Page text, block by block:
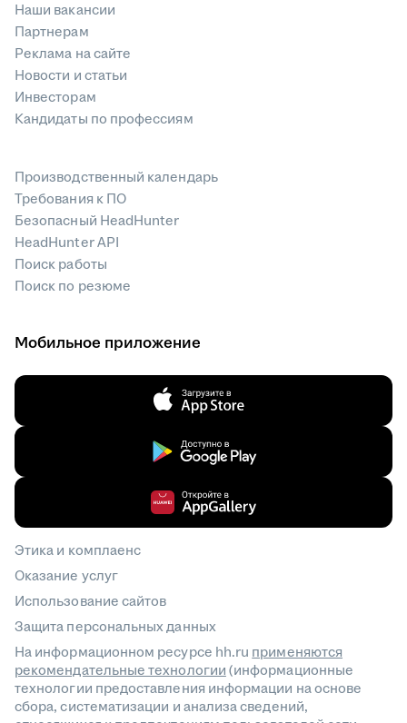
Наши вакансии
Партнерам
Реклама на сайте
Новости и статьи
Инвесторам
Кандидаты по профессиям
Производственный календарь
Требования к ПО
Безопасный HeadHunter
HeadHunter API
Поиск работы
Поиск по резюме
Мобильное приложение
Этика и комплаенс
Оказание услуг
Использование сайтов
Защита персональных данных
На информационном ресурсе hh.ru применяются
рекомендательные технологии(информационные
технологии предоставления информации на основе
сбора, систематизации и анализа сведений,